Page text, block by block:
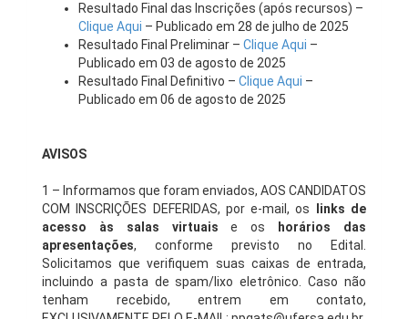
Resultado Final das Inscrições (após recursos) –
Clique Aqui – Publicado em 28 de julho de 2025
Resultado Final Preliminar – Clique Aqui –
Publicado em 03 de agosto de 2025
Resultado Final Definitivo – Clique Aqui –
Publicado em 06 de agosto de 2025
AVISOS
1 – Informamos que foram enviados, AOS CANDIDATOS
COM INSCRIÇÕES DEFERIDAS, por e-mail, os
links de
acesso às salas virtuais e os
horários das
apresentações, conforme previsto no Edital.
Solicitamos que verifiquem suas caixas de entrada,
incluindo a pasta de spam/lixo eletrônico. Caso não
tenham recebido, entrem em contato,